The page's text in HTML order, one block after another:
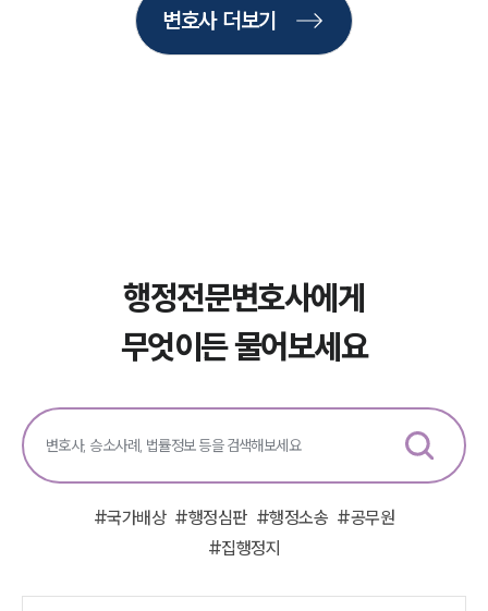
구성원 소개
소식/자료
언론보도
공지사항
법률 블로그
뉴스레터/브로슈어
변호사 더보기
행정전문변호사에게
무엇이든 물어보세요
#국가배상 #행정심판 #행정소송 #공무원
#집행정지